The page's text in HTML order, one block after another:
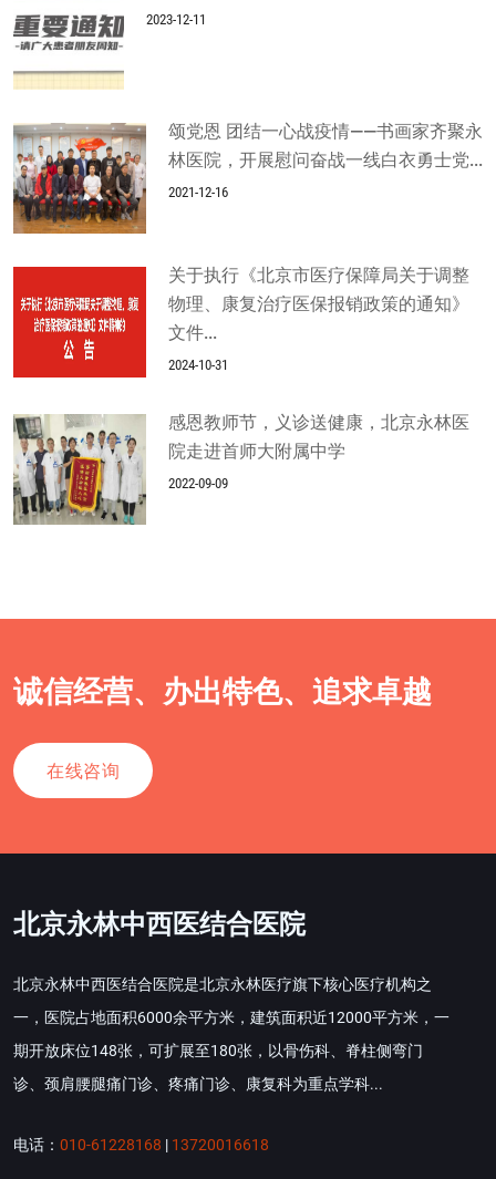
2023-12-11
颂党恩 团结一心战疫情——书画家齐聚永
林医院，开展慰问奋战一线白衣勇士党...
2021-12-16
关于执行《北京市医疗保障局关于调整
物理、康复治疗医保报销政策的通知》
文件...
2024-10-31
感恩教师节，义诊送健康，北京永林医
院走进首师大附属中学
2022-09-09
诚信经营、办出特色、追求卓越
在线咨询
北京永林中西医结合医院
北京永林中西医结合医院是北京永林医疗旗下核心医疗机构之
一，医院占地面积6000余平方米，建筑面积近12000平方米，一
期开放床位148张，可扩展至180张，以骨伤科、脊柱侧弯门
诊、颈肩腰腿痛门诊、疼痛门诊、康复科为重点学科...
电话： 010-61228168 | 13720016618